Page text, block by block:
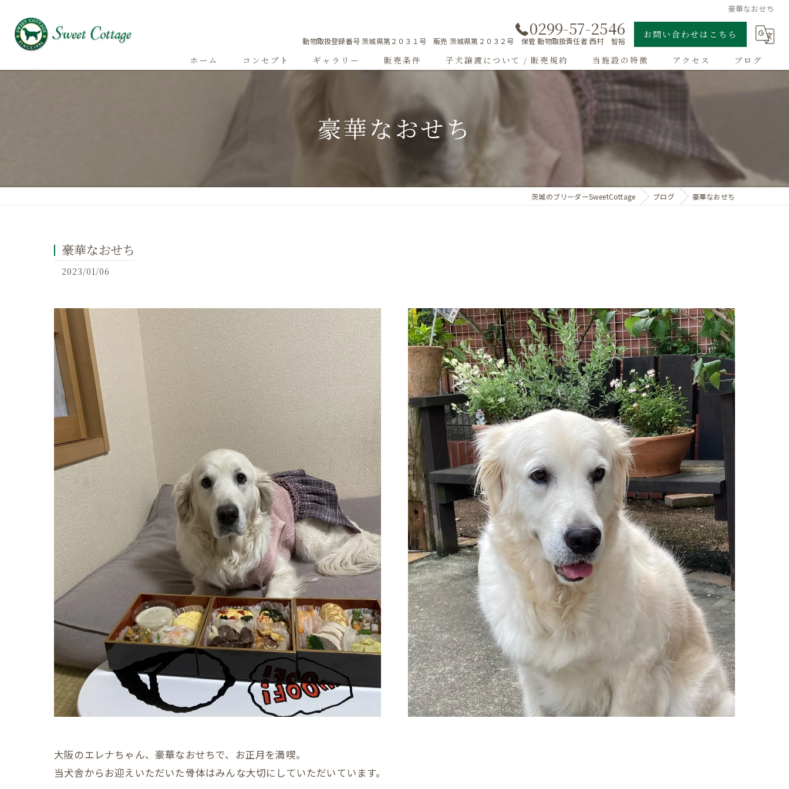
豪華なおせち
0299-57-2546
動物取扱登録番号 茨城県第２０３１号 販売 茨城県第２０３２号 保管 動物取扱責任者 西村 智裕
お問い合わせはこちら
ホーム コンセプト ギャラリー
成犬紹介
販売条件 子犬譲渡について / 販売規約 当施設の特徴
子犬
大型犬
ドッグラン
アクセス ブログ
豪華なおせち
茨城のブリーダーSweetCottage ブログ 豪華なおせち
豪華なおせち
2023/01/06
大阪のエレナちゃん、豪華なおせちで、お正月を満喫。
当犬舎からお迎えいただいた骨体はみんな大切にしていただいています。